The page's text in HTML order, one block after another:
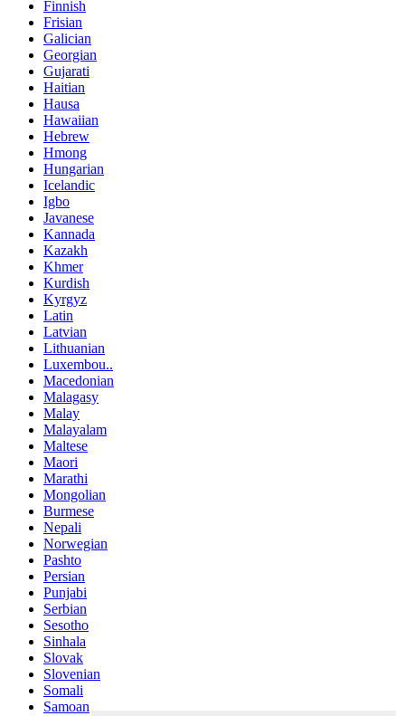
Finnish
Frisian
Galician
Georgian
Gujarati
Haitian
Hausa
Hawaiian
Hebrew
Hmong
Hungarian
Icelandic
Igbo
Javanese
Kannada
Kazakh
Khmer
Kurdish
Kyrgyz
Latin
Latvian
Lithuanian
Luxembou..
Macedonian
Malagasy
Malay
Malayalam
Maltese
Maori
Marathi
Mongolian
Burmese
Nepali
Norwegian
Pashto
Persian
Punjabi
Serbian
Sesotho
Sinhala
Slovak
Slovenian
Somali
Samoan